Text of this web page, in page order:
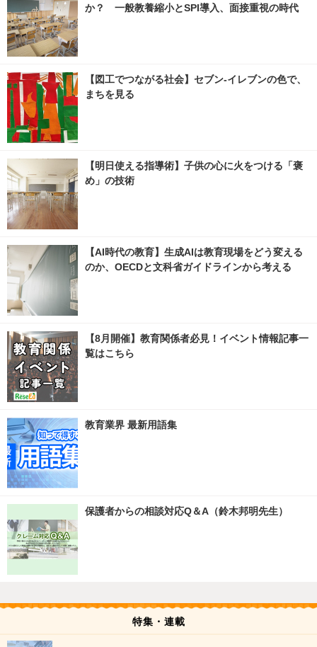
か？ 一般教養縮小とSPI導入、面接重視の時代
【図工でつながる社会】セブン‐イレブンの色で、
まちを見る
【明日使える指導術】子供の心に火をつける「褒
め」の技術
【AI時代の教育】生成AIは教育現場をどう変える
のか、OECDと文科省ガイドラインから考える
【8月開催】教育関係者必見！イベント情報記事一
覧はこちら
教育業界 最新用語集
保護者からの相談対応Q＆A（鈴木邦明先生）
特集・連載